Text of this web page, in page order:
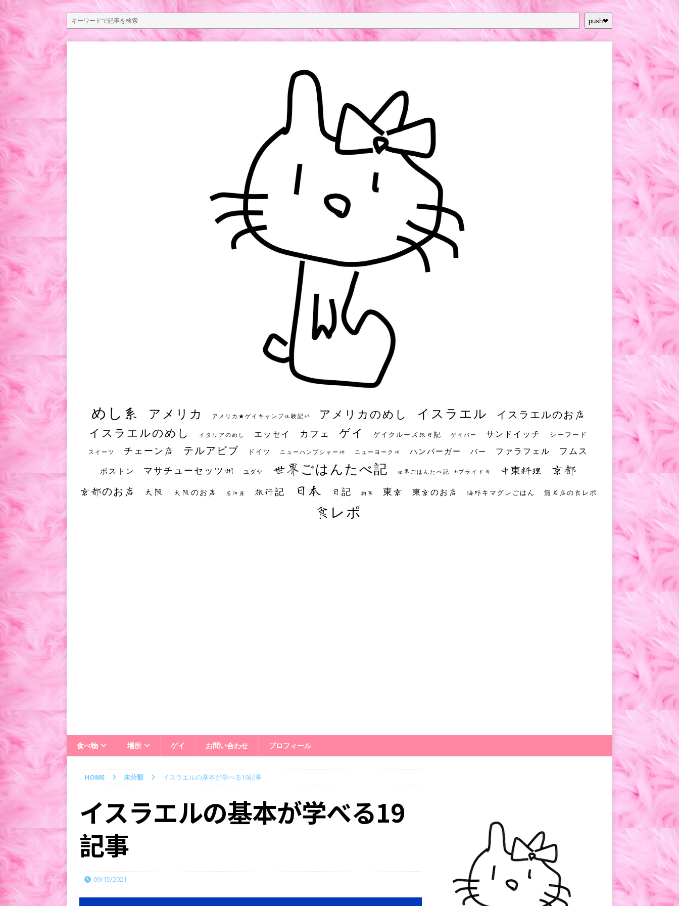
push❤︎
めし系 アメリカ アメリカ★ゲイキャンプ体験記S3 アメリカのめし イスラエル イスラエルのお店
イスラエルのめし イタリアのめし エッセイ カフェ ゲイ ゲイクルーズ旅日記 ゲイバー サンドイッチ シーフード
スイーツ チェーン店 テルアビブ ドイツ ニューハンプシャー州 ニューヨーク州 ハンバーガー バー ファラフェル フムス
ボストン マサチューセッツ州 ユダヤ 世界ごはんたべ記 世界ごはんたべ記 #プライド号 中東料理 京都
京都のお店 大阪 大阪のお店 居酒屋 旅行記 日本 日記 朝食 東京 東京のお店 海外キマグレごはん 無名店の食レポ
食レポ
食べ物 場所 ゲイ お問い合わせ プロフィール
HOME 未分類 イスラエルの基本が学べる19記事
イスラエルの基本が学べる19
記事
09/15/2021